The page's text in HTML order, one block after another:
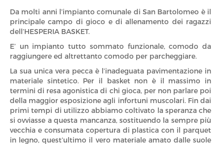
Da molti anni l’impianto comunale di San Bartolomeo è il
principale campo di gioco e di allenamento dei ragazzi
dell’HESPERIA BASKET.
E’ un impianto tutto sommato funzionale, comodo da
raggiungere ed altrettanto comodo per parcheggiare.
La sua unica vera pecca è l’inadeguata pavimentazione in
materiale sintetico. Per il basket non è il massimo in
termini di resa agonistica di chi gioca, per non parlare poi
della maggior esposizione agli infortuni muscolari. Fin dai
primi tempi di utilizzo abbiamo coltivato la speranza che
si ovviasse a questa mancanza, sostituendo la sempre più
vecchia e consumata copertura di plastica con il parquet
in legno, quest’ultimo il vero materiale amato dalle suole